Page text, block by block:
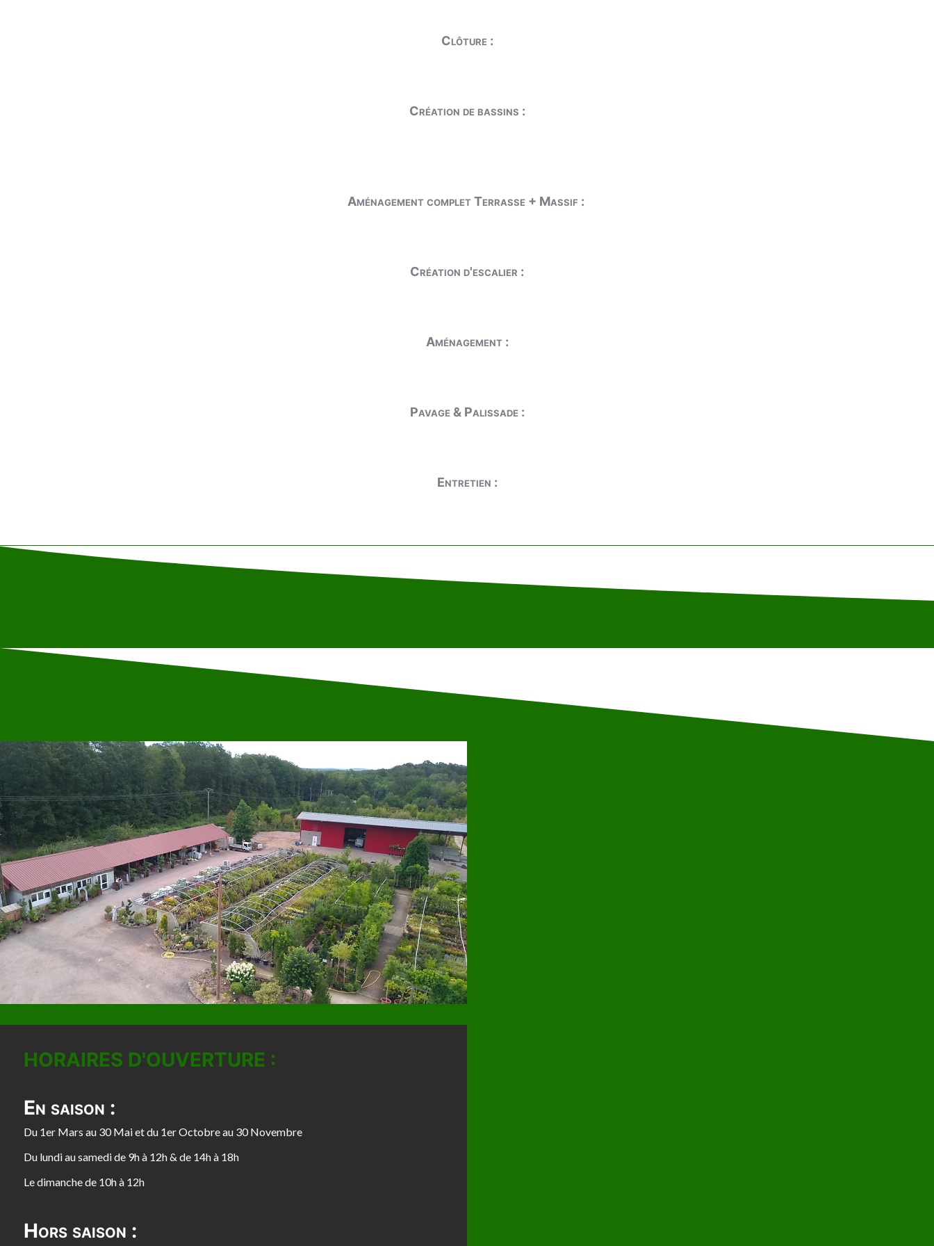
Clôture :
Création de bassins :
Aménagement complet Terrasse + Massif :
Création d'escalier :
Aménagement :
Pavage & Palissade :
Entretien :
HORAIRES D'OUVERTURE :
En saison :
Du 1er Mars au 30 Mai et du 1er Octobre au 30 Novembre
Du lundi au samedi de 9h à 12h & de 14h à 18h
Le dimanche de 10h à 12h
Hors saison :